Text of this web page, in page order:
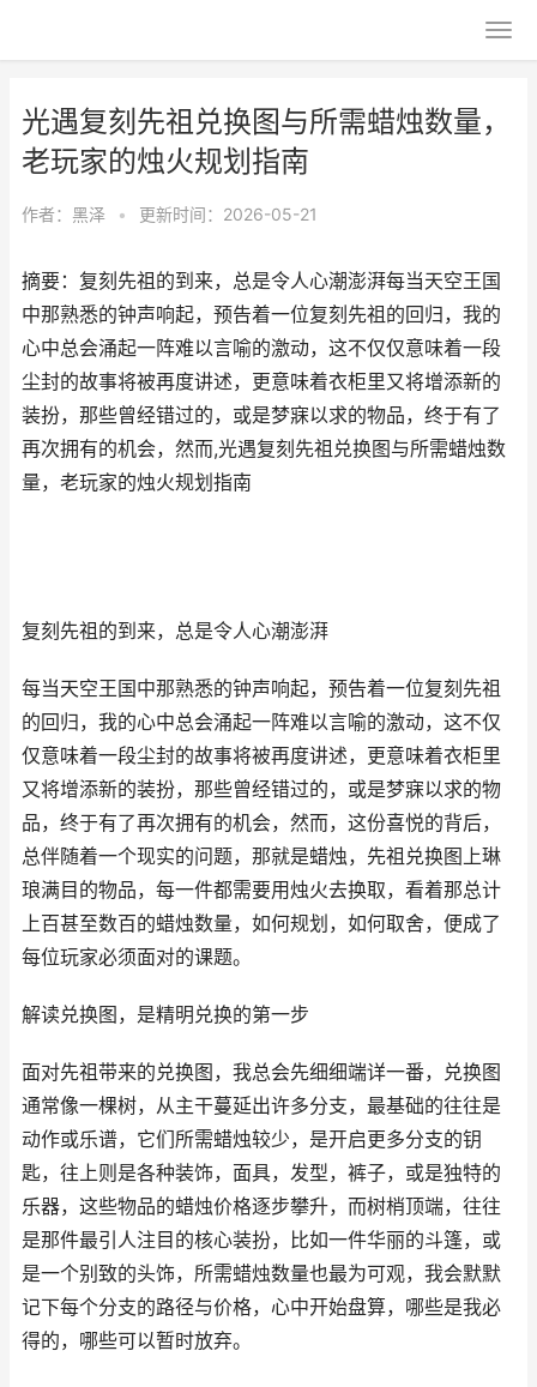
光遇复刻先祖兑换图与所需蜡烛数量，
老玩家的烛火规划指南
作者： 黑泽 • 更新时间：2026-05-21
摘要：复刻先祖的到来，总是令人心潮澎湃每当天空王国
中那熟悉的钟声响起，预告着一位复刻先祖的回归，我的
心中总会涌起一阵难以言喻的激动，这不仅仅意味着一段
尘封的故事将被再度讲述，更意味着衣柜里又将增添新的
装扮，那些曾经错过的，或是梦寐以求的物品，终于有了
再次拥有的机会，然而,光遇复刻先祖兑换图与所需蜡烛数
量，老玩家的烛火规划指南
复刻先祖的到来，总是令人心潮澎湃
每当天空王国中那熟悉的钟声响起，预告着一位复刻先祖
的回归，我的心中总会涌起一阵难以言喻的激动，这不仅
仅意味着一段尘封的故事将被再度讲述，更意味着衣柜里
又将增添新的装扮，那些曾经错过的，或是梦寐以求的物
品，终于有了再次拥有的机会，然而，这份喜悦的背后，
总伴随着一个现实的问题，那就是蜡烛，先祖兑换图上琳
琅满目的物品，每一件都需要用烛火去换取，看着那总计
上百甚至数百的蜡烛数量，如何规划，如何取舍，便成了
每位玩家必须面对的课题。
解读兑换图，是精明兑换的第一步
面对先祖带来的兑换图，我总会先细细端详一番，兑换图
通常像一棵树，从主干蔓延出许多分支，最基础的往往是
动作或乐谱，它们所需蜡烛较少，是开启更多分支的钥
匙，往上则是各种装饰，面具，发型，裤子，或是独特的
乐器，这些物品的蜡烛价格逐步攀升，而树梢顶端，往往
是那件最引人注目的核心装扮，比如一件华丽的斗篷，或
是一个别致的头饰，所需蜡烛数量也最为可观，我会默默
记下每个分支的路径与价格，心中开始盘算，哪些是我必
得的，哪些可以暂时放弃。